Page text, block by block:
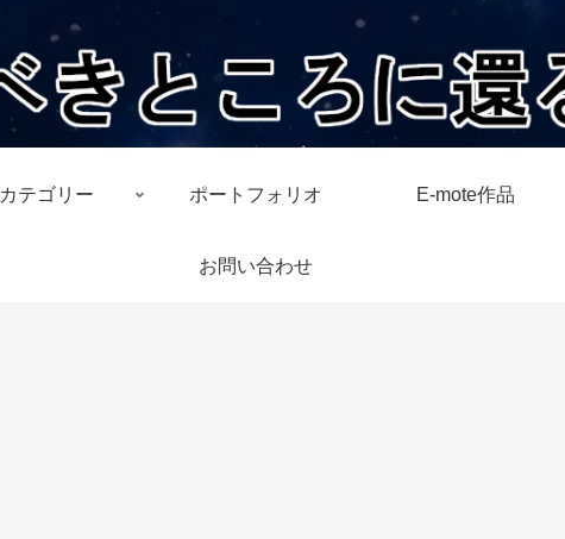
カテゴリー ポートフォリオ E-mote作品
お問い合わせ